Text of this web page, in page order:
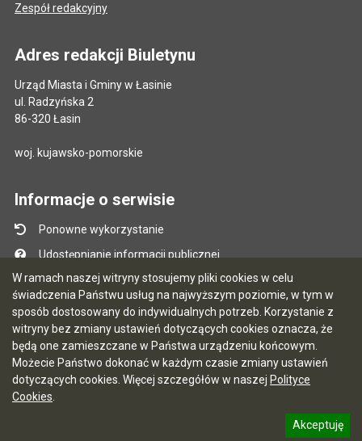
W ramach naszej witryny stosujemy pliki cookies w celu
świadczenia Państwu usług na najwyższym poziomie, w tym w
sposób dostosowany do indywidualnych potrzeb. Korzystanie z
witryny bez zmiany ustawień dotyczących cookies oznacza, że
będą one zamieszczane w Państwa urządzeniu końcowym.
Możecie Państwo dokonać w każdym czasie zmiany ustawień
dotyczących cookies. Więcej szczegółów w naszej Polityce
Cookies
Akceptuję
Zespół redakcyjny
Adres redakcji Biuletynu
Urząd Miasta i Gminy w Łasinie
ul. Radzyńska 2
86-320 Łasin
woj. kujawsko-pomorskie
Informacje o serwisie
Ponowne wykorzystanie
Udostępnianie informacji publicznej
Mapa serwisu
Instrukcja obsługi
Statystyki oglądalności
Ostatnia aktualizacja BIP: 03.08.2026 13:09
CMS i hosting: Logonet Sp. z o.o. w Bydgoszczy